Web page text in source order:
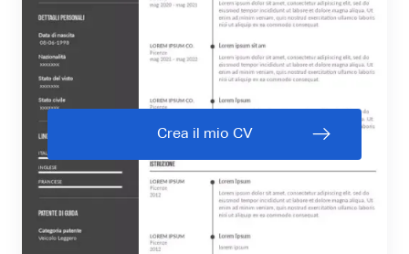
Crea il mio CV